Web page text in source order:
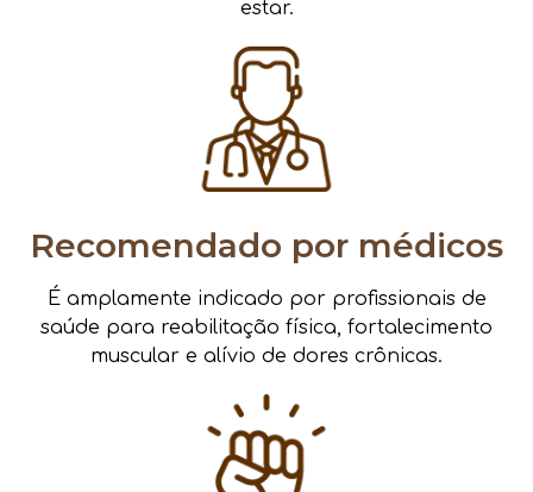
estar.
Recomendado por médicos
É amplamente indicado por profissionais de
saúde para reabilitação física, fortalecimento
muscular e alívio de dores crônicas.